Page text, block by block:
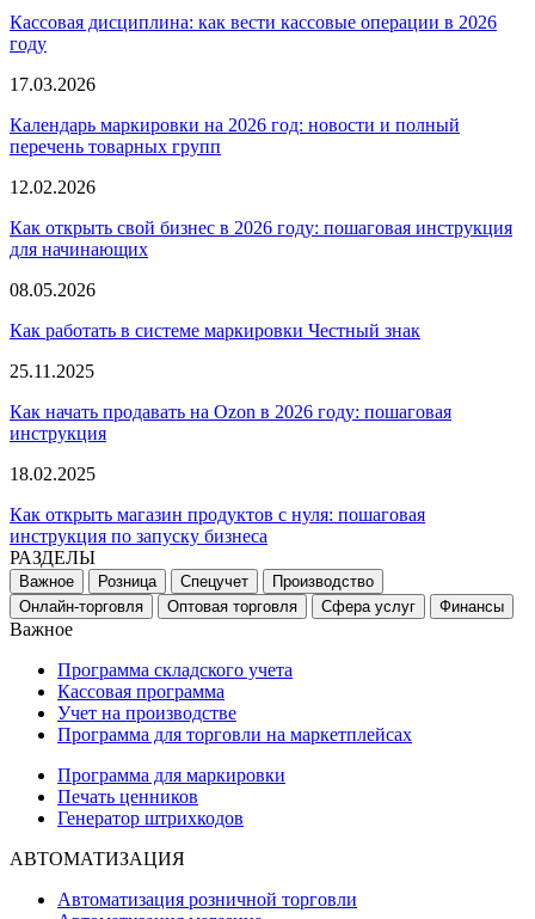
Кассовая дисциплина: как вести кассовые операции в 2026
году
17.03.2026
Календарь маркировки на 2026 год: новости и полный
перечень товарных групп
12.02.2026
Как открыть свой бизнес в 2026 году: пошаговая инструкция
для начинающих
08.05.2026
Как работать в системе маркировки Честный знак
25.11.2025
Как начать продавать на Ozon в 2026 году: пошаговая
инструкция
18.02.2025
Как открыть магазин продуктов с нуля: пошаговая
инструкция по запуску бизнеса
РАЗДЕЛЫ
Важное Розница Спецучет
Производство
Онлайн-торговля
Оптовая торговля Сфера услуг Финансы
Важное
Программа складского учета
Кассовая программа
Учет на производстве
Программа для торговли на маркетплейсах
Программа для маркировки
Печать ценников
Генератор штрихкодов
АВТОМАТИЗАЦИЯ
Автоматизация розничной торговли